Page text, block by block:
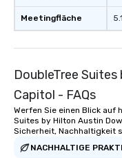
Meetingfläche
DoubleTree
Capitol - FAQs
Werfen Sie einen Blick auf
Suites by Hilton Austin
Sicherheit, Nachhaltigkeit
NACHHALTIGE